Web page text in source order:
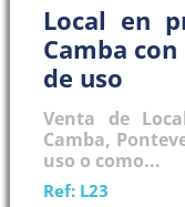
Local en
Camba
de uso
Venta de
Camba,
uso o como...
Ref: L23